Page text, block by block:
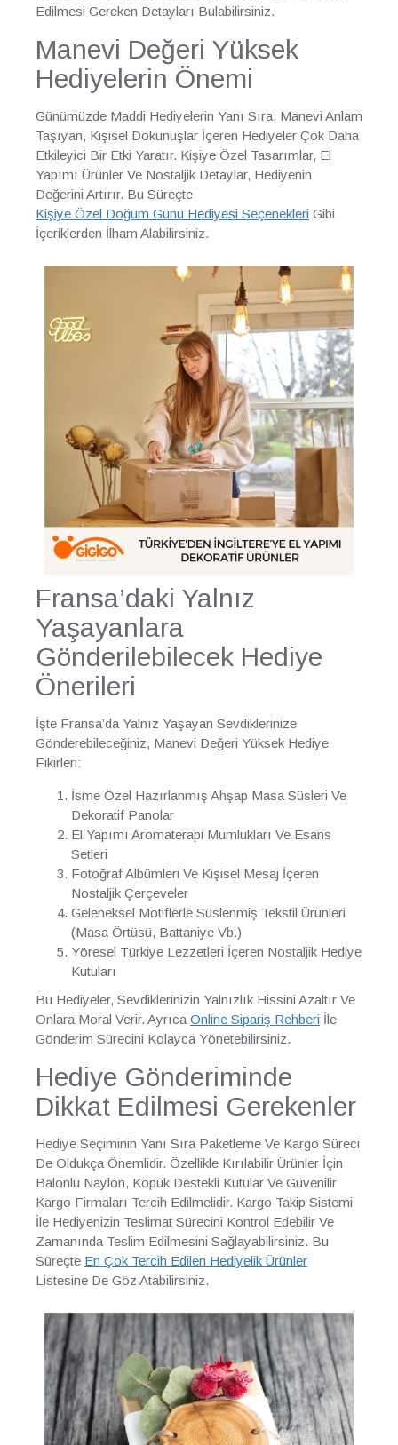
Edilmesi Gereken Detayları Bulabilirsiniz.
Manevi Değeri Yüksek
Hediyelerin Önemi
Günümüzde Maddi Hediyelerin Yanı Sıra, Manevi Anlam
Taşıyan, Kişisel Dokunuşlar İçeren Hediyeler Çok Daha
Etkileyici Bir Etki Yaratır. Kişiye Özel Tasarımlar, El
Yapımı Ürünler Ve Nostaljik Detaylar, Hediyenin
Değerini Artırır. Bu Süreçte
Kişiye Özel Doğum Günü Hediyesi Seçenekleri Gibi
İçeriklerden İlham Alabilirsiniz.
Fransa’daki Yalnız
Yaşayanlara
Gönderilebilecek Hediye
Önerileri
İşte Fransa’da Yalnız Yaşayan Sevdiklerinize
Gönderebileceğiniz, Manevi Değeri Yüksek Hediye
Fikirleri:
İsme Özel Hazırlanmış Ahşap Masa Süsleri Ve
Dekoratif Panolar
El Yapımı Aromaterapi Mumlukları Ve Esans
Setleri
Fotoğraf Albümleri Ve Kişisel Mesaj İçeren
Nostaljik Çerçeveler
Geleneksel Motiflerle Süslenmiş Tekstil Ürünleri
(Masa Örtüsü, Battaniye Vb.)
Yöresel Türkiye Lezzetleri İçeren Nostaljik Hediye
Kutuları
Bu Hediyeler, Sevdiklerinizin Yalnızlık Hissini Azaltır Ve
Onlara Moral Verir. Ayrıca Online Sipariş Rehberi İle
Gönderim Sürecini Kolayca Yönetebilirsiniz.
Hediye Gönderiminde
Dikkat Edilmesi Gerekenler
Hediye Seçiminin Yanı Sıra Paketleme Ve Kargo Süreci
De Oldukça Önemlidir. Özellikle Kırılabilir Ürünler İçin
Balonlu Naylon, Köpük Destekli Kutular Ve Güvenilir
Kargo Firmaları Tercih Edilmelidir. Kargo Takip Sistemi
İle Hediyenizin Teslimat Sürecini Kontrol Edebilir Ve
Zamanında Teslim Edilmesini Sağlayabilirsiniz. Bu
Süreçte En Çok Tercih Edilen Hediyelik Ürünler
Listesine De Göz Atabilirsiniz.